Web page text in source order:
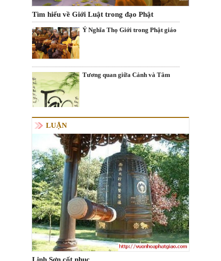
Tìm hiểu về Giới Luật trong đạo Phật
Ý Nghĩa Thọ Giới trong Phật giáo
Tương quan giữa Cảnh và Tâm
LUẬN